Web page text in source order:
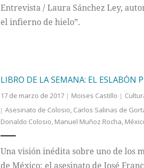
Entrevista / Laura Sánchez Ley,
el infierno de hielo”.
LIBRO DE LA SEMANA: EL ESLABÓN
17 de marzo de 2017 Moises Castillo
Asesinato de Colosio Carlos Salinas de
Donaldo Colosio Manuel Muñoz Rocha
Una visión inédita sobre uno de los
de México: el asesinato de José